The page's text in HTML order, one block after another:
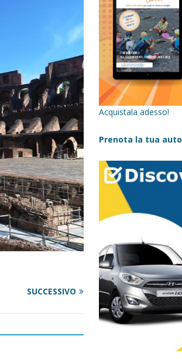
utili)- Parte 1
FATTORIE
incontra l’arte
di famiglia
SUCCESSIVO
Acquistala adesso!
Prenota la tua auto